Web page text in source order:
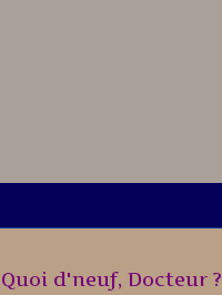
Quoi d'neuf, Docteur ?